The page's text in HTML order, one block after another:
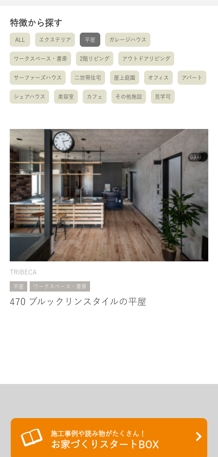
特徴から探す
ALL エクステリア 平屋 ガレージハウス
ワークスペース・書斎 2階リビング アウトドアリビング
サーファーズハウス 二世帯住宅 屋上庭園 オフィス アパート
シェアハウス 美容室 カフェ その他施設 見学可
TRIBECA
平屋 ワークスペース・書斎
470 ブルックリンスタイルの平屋
施工事例や読み物がたくさん！
お家づくりスタートBOX